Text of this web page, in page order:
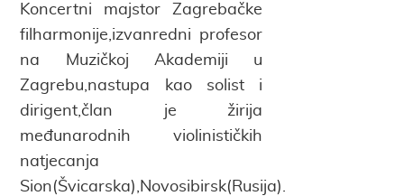
Koncertni majstor Zagrebačke
filharmonije,izvanredni profesor
na Muzičkoj Akademiji u
Zagrebu,nastupa kao solist i
dirigent,član je žirija
međunarodnih violinističkih
natjecanja
Sion(Švicarska),Novosibirsk(Rusija).